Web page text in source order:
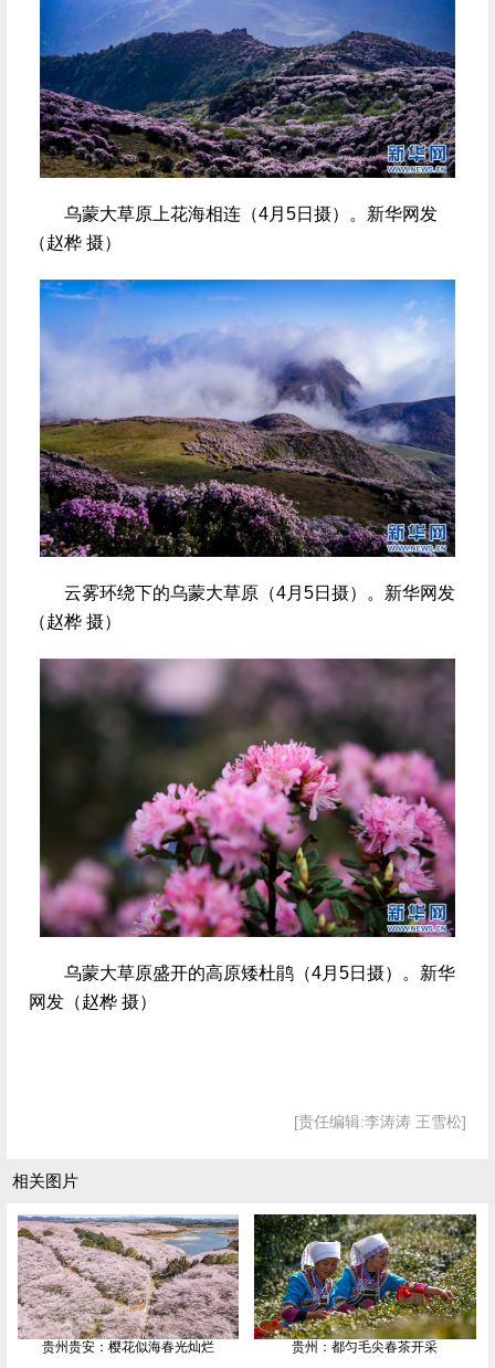
乌蒙大草原上花海相连（4月5日摄）。新华网发
（赵桦 摄）
云雾环绕下的乌蒙大草原（4月5日摄）。新华网发
（赵桦 摄）
乌蒙大草原盛开的高原矮杜鹃（4月5日摄）。新华
网发（赵桦 摄）
[责任编辑:李涛涛 王雪松]
相关图片
贵州贵安：樱花似海春光灿烂 贵州：都匀毛尖春茶开采